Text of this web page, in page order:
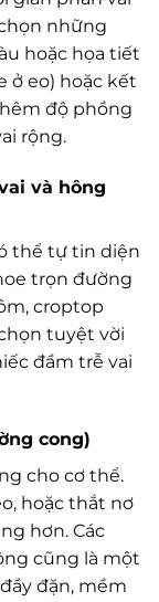
những
hoặc họa tiết
ở eo) hoặc kết
độ phồng
rộng.
và hông
thể tự tin diện
trọn đường
croptop
tuyệt vời
đầm trễ vai
cong)
cho cơ thể.
hoặc thắt nơ
hơn. Các
cũng là một
đặn, mềm